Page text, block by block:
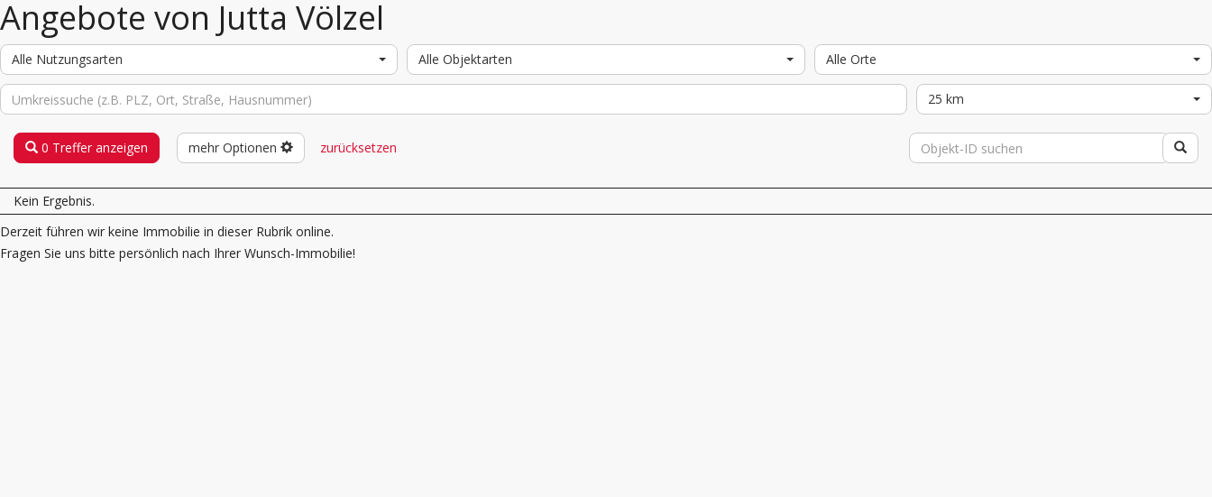
Angebote von Jutta Völzel
Alle Nutzungsarten Alle Objektarten Alle Orte
25 km
0 Treffer anzeigen mehr Optionen zurücksetzen
Kein Ergebnis.
Derzeit führen wir keine Immobilie in dieser Rubrik online.
Fragen Sie uns bitte persönlich nach Ihrer Wunsch-Immobilie!